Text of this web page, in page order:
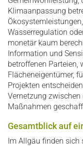
Klimaanpassung
Wasserregulation
monetär kaum
Information und
betroffenen Parteien,
Flächeneigentümer,
Projekten
Vernetzung
Maßnahmen
Gesamtblick auf
Im Allgäu finden